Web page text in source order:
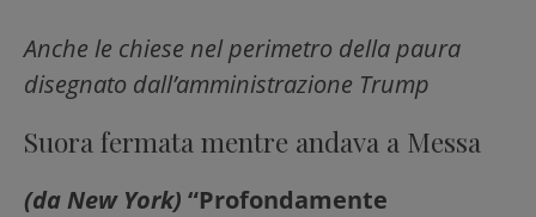
Anche le chiese nel perimetro della paura
disegnato dall’amministrazione Trump
Suora fermata mentre andava a Messa
(da New York) “Profondamente